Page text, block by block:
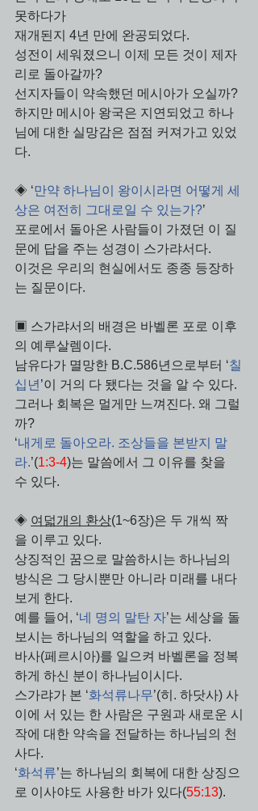
못하다가
재개된지 4년 만에 완공되었다.
성전이 세워졌으니 이제 모든 것이 제자
리로 돌아갈까?
선지자들이 약속했던 메시아가 오실까?
하지만 메시아 왕국은 지연되었고 하나
님에 대한 실망감은 점점 커져가고 있었
다.
◈ ‘만약 하나님이 왕이시라면 어떻게 세
상은 여전히 그대로일 수 있는가?’
포로에서 돌아온 사람들이 가졌던 이 질
문에 답을 주는 성경이 스가랴서다.
이것은 우리의 현실에서도 종종 등장하
는 질문이다.
▣ 스가랴서의 배경은 바벨론 포로 이후
의 예루살렘이다.
남유다가 멸망한 B.C.586년으로부터 ‘칠
십년 ’이 거의 다 됐다는 것을 알 수 있다.
그러나 회복은 멀게만 느껴진다. 왜 그럴
까?
‘내게로 돌아오라. 조상들을 본받지 말
라.’(1:3-4)는 말씀에서 그 이유를 찾을
수 있다.
◈ 여덟개의 환상(1~6장)은 두 개씩 짝
을 이루고 있다.
상징적인 꿈으로 말씀하시는 하나님의
방식은 그 당시뿐만 아니라 미래를 내다
보게 한다.
예를 들어, ‘네 명의 말탄 자’는 세상을 돌
보시는 하나님의 역할을 하고 있다.
바사(페르시아)를 일으켜 바벨론을 정복
하게 하신 분이 하나님이시다.
스가랴가 본 ‘화석류나무’(히. 하닷사) 사
이에 서 있는 한 사람은 구원과 새로운 시
작에 대한 약속을 전달하는 하나님의 천
사다.
‘화석류’는 하나님의 회복에 대한 상징으
로 이사야도 사용한 바가 있다(55:13).